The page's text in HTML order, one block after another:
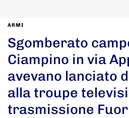
ARMI
Sgomberato
Ciampino in via
avevano lanciato
alla troupe
trasmissione